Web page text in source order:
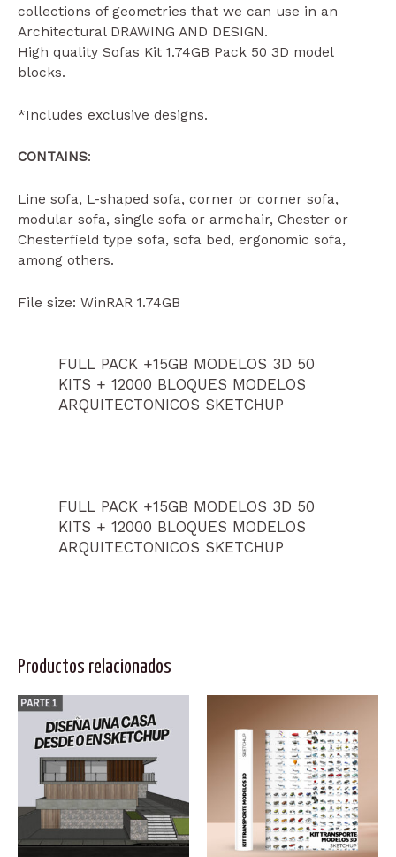
collections of geometries that we can use in an
Architectural DRAWING AND DESIGN.
High quality Sofas Kit 1.74GB Pack 50 3D model
blocks.
*Includes exclusive designs.
CONTAINS:
Line sofa, L-shaped sofa, corner or corner sofa,
modular sofa, single sofa or armchair, Chester or
Chesterfield type sofa, sofa bed, ergonomic sofa,
among others.
File size: WinRAR 1.74GB
FULL PACK +15GB MODELOS 3D 50
KITS + 12000 BLOQUES MODELOS
ARQUITECTONICOS SKETCHUP
FULL PACK +15GB MODELOS 3D 50
KITS + 12000 BLOQUES MODELOS
ARQUITECTONICOS SKETCHUP
Productos relacionados